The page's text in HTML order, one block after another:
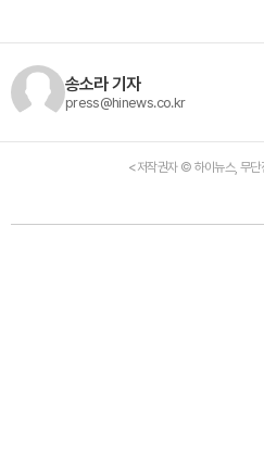
송소라 기자
press@hinews.co.kr
<저작권자 © 하이뉴스, 무단